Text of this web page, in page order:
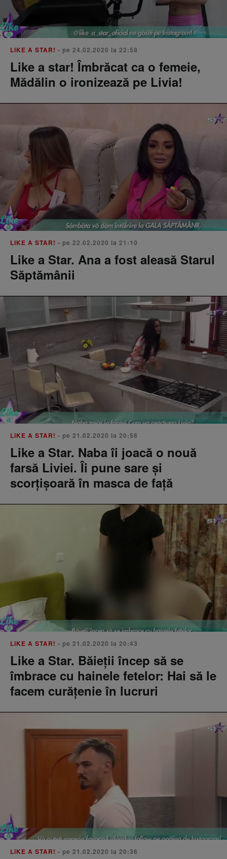
LIKE A STAR! • pe 24.02.2020 la 22:58
Like a star! Îmbrăcat ca o femeie,
Mădălin o ironizează pe Livia!
LIKE A STAR! • pe 22.02.2020 la 21:10
Like a Star. Ana a fost aleasă Starul
Săptămânii
LIKE A STAR! • pe 21.02.2020 la 20:56
Like a Star. Naba îi joacă o nouă
farsă Liviei. Îi pune sare și
scorțișoară în masca de față
LIKE A STAR! • pe 21.02.2020 la 20:43
Like a Star. Băieții încep să se
îmbrace cu hainele fetelor: Hai să le
facem curățenie în lucruri
LIKE A STAR! • pe 21.02.2020 la 20:36